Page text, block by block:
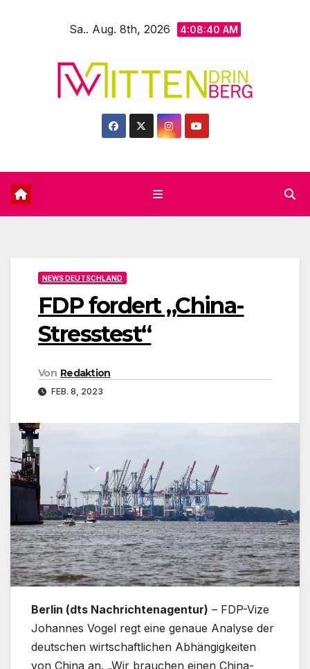
Sa.. Aug. 8th, 2026 4:08:41 AM
NEWS DEUTSCHLAND
FDP fordert „China-
Stresstest“
Von Redaktion
FEB. 8, 2023
Berlin (dts Nachrichtenagentur) – FDP-Vize
Johannes Vogel regt eine genaue Analyse der
deutschen wirtschaftlichen Abhängigkeiten
von China an. „Wir brauchen einen China-